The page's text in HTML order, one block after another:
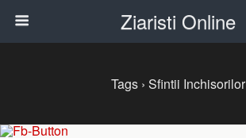
Ziaristi Online
Tags › Sfintii Inchisorilor